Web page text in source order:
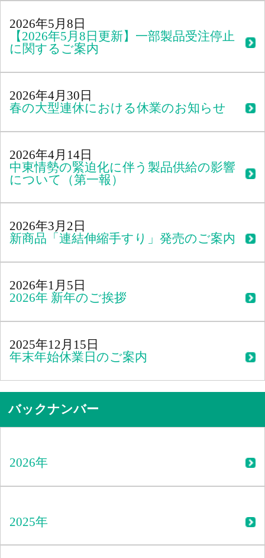
2026年5月8日
【2026年5月8日更新】一部製品受注停止
に関するご案内
2026年4月30日
春の大型連休における休業のお知らせ
2026年4月14日
中東情勢の緊迫化に伴う製品供給の影響
について（第一報）
2026年3月2日
新商品「連結伸縮手すり」発売のご案内
2026年1月5日
2026年 新年のご挨拶
2025年12月15日
年末年始休業日のご案内
バックナンバー
2026年
2025年